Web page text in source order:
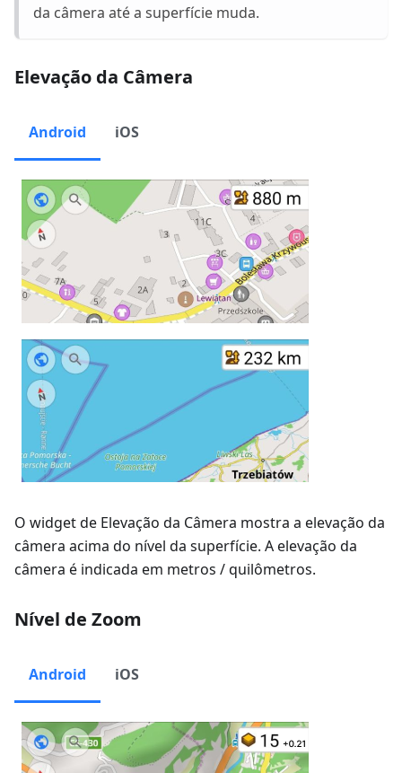
da câmera até a superfície muda.
Elevação da Câmera
Android iOS
O widget de Elevação da Câmera mostra a elevação da
câmera acima do nível da superfície. A elevação da
câmera é indicada em metros / quilômetros.
Nível de Zoom
Android iOS